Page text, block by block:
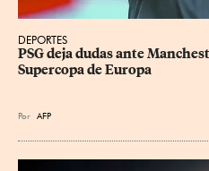
DEPORTES
PSG deja dudas ante
Supercopa de Europa
Por AFP